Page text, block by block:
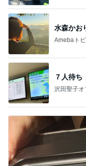
水森かお
Amebaト
７人待ち
沢田聖子オ